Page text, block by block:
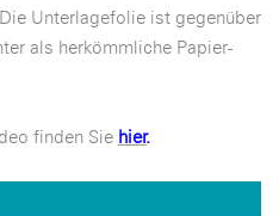
Unterlagefolie ist gegenüber
als herkömmliche Papier-
finden Sie hier.